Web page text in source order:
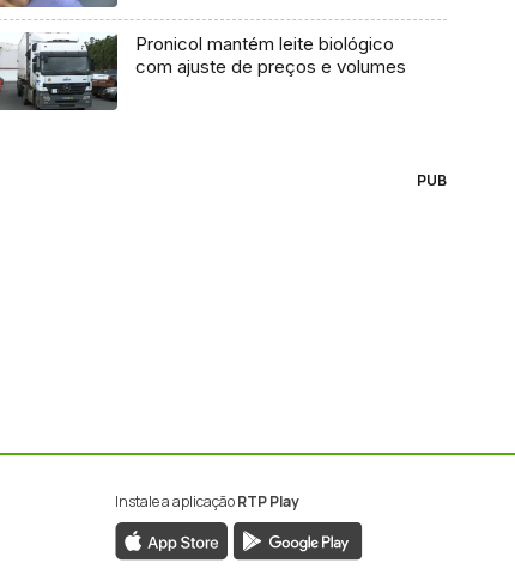
Pronicol mantém leite biológico
com ajuste de preços e volumes
PUB
Instale a aplicaçãoRTP Play